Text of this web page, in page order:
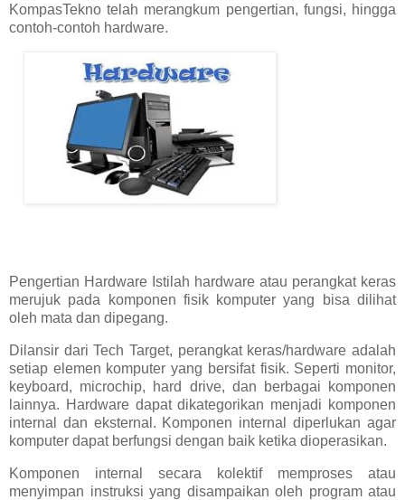
KompasTekno telah merangkum pengertian, fungsi, hingga
contoh-contoh hardware.
Pengertian Hardware Istilah hardware atau perangkat keras
merujuk pada komponen fisik komputer yang bisa dilihat
oleh mata dan dipegang.
Dilansir dari Tech Target, perangkat keras/hardware adalah
setiap elemen komputer yang bersifat fisik. Seperti monitor,
keyboard, microchip, hard drive, dan berbagai komponen
lainnya. Hardware dapat dikategorikan menjadi komponen
internal dan eksternal. Komponen internal diperlukan agar
komputer dapat berfungsi dengan baik ketika dioperasikan.
Komponen internal secara kolektif memproses atau
menyimpan instruksi yang disampaikan oleh program atau